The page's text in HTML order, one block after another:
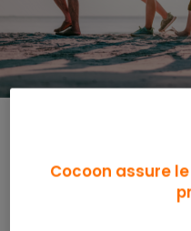
famille
Cocoon assure